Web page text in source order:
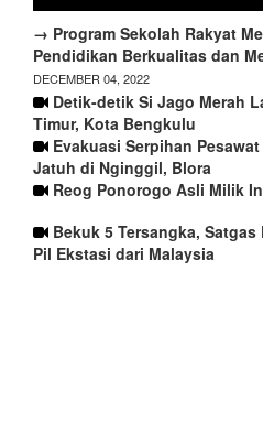
→ Program Sekolah Rakyat
Pendidikan Berkualitas dan
DECEMBER 04, 2022
Detik-detik Si Jago Merah
Timur, Kota Bengkulu
Evakuasi Serpihan
Jatuh di Nginggil, Blora
Reog Ponorogo Asli Milik
Bekuk 5 Tersangka,
Pil Ekstasi dari Malaysia